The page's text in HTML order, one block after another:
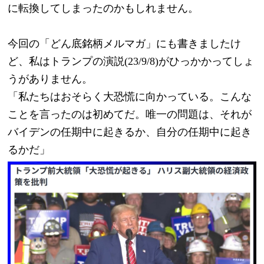
に転換してしまったのかもしれません。
今回の「どん底銘柄メルマガ」にも書きましたけ
ど、私はトランプの演説(23/9/8)がひっかかってしょ
うがありません。
「私たちはおそらく大恐慌に向かっている。こんな
ことを言ったのは初めてだ。唯一の問題は、それが
バイデンの任期中に起きるか、自分の任期中に起き
るかだ」